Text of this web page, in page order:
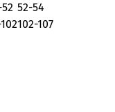
52-54
102-107